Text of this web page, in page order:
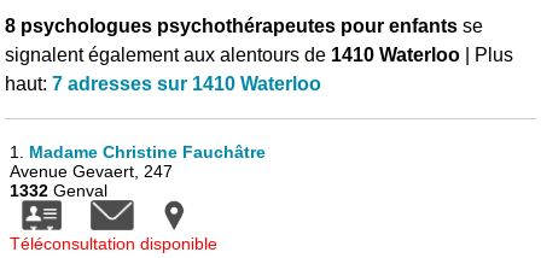
8 psychologues psychothérapeutes pour enfants se
signalent également aux alentours de 1410 Waterloo | Plus
haut:7 adresses sur 1410 Waterloo
1. Madame Christine Fauchâtre
Avenue Gevaert, 247
1332 Genval
Téléconsultation disponible